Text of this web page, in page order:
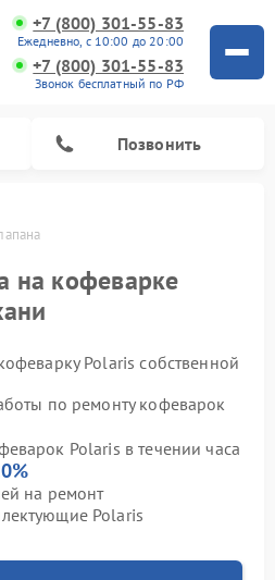
+7 (800) 301-55-83
Ежедневно, с 10:00 до 20:00
+7 (800) 301-55-83
Звонок бесплатный по РФ
Позвонить
на кофеварке
Polaris собственной
по ремонту кофеварок
Polaris в течении часа
на ремонт
Polaris